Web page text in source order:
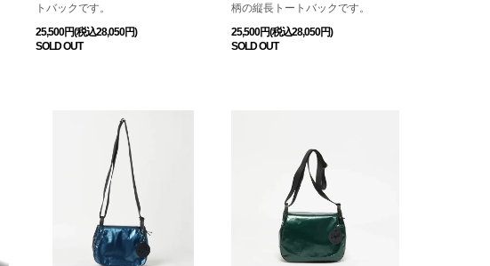
トバックです。
25,500円(税込28,050円)
SOLD OUT
柄の縦長トートバックです。
25,500円(税込28,050円)
SOLD OUT